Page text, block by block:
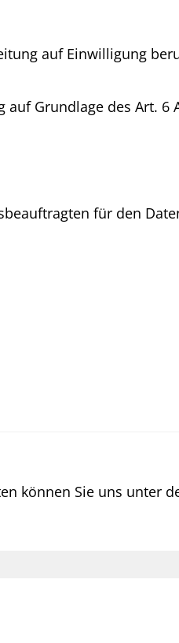
auf Einwilligung
auf Grundlage des Art. 6
für den
können Sie uns unter